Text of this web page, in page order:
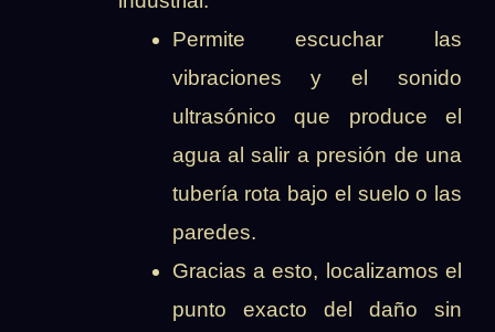
Permite escuchar las
vibraciones y el sonido
ultrasónico que produce el
agua al salir a presión de una
tubería rota bajo el suelo o las
paredes.
Gracias a esto, localizamos el
punto exacto del daño sin